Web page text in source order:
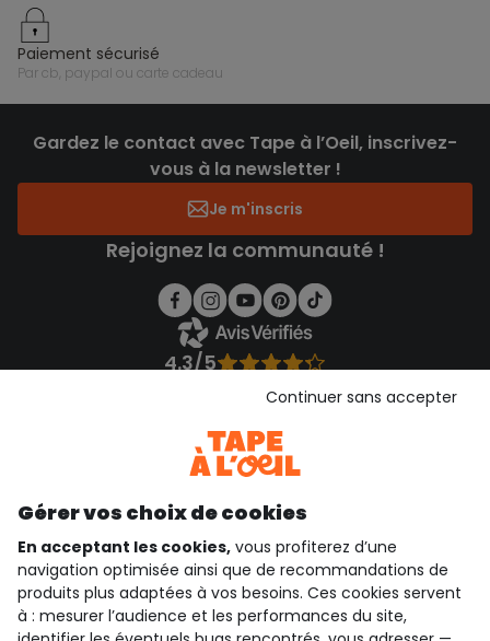
paiement sécurisé
par cb, paypal ou carte cadeau
Gardez le contact avec Tape à l’Oeil, inscrivez-
vous à la newsletter !
Je m'inscris
Rejoignez la communauté !
4.3/5
Voir l’attestation de confiance
Téléchargez notre application
Découvrir notre application
qui sommes-nous ?
Gérer vos choix de cookies
En acceptant les cookies, vous profiterez d’une
navigation optimisée ainsi que de recommandations de
produits plus adaptées à vos besoins. Ces cookies servent
à : mesurer l’audience et les performances du site,
Continuer sans accepter